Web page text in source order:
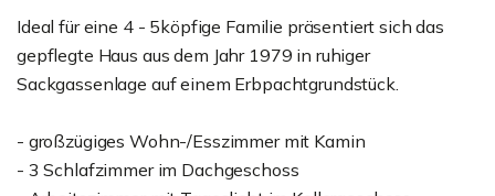
Ideal für eine 4 - 5köpfige Familie präsentiert sich das
gepflegte Haus aus dem Jahr 1979 in ruhiger
Sackgassenlage auf einem Erbpachtgrundstück.
- großzügiges Wohn-/Esszimmer mit Kamin
- 3 Schlafzimmer im Dachgeschoss